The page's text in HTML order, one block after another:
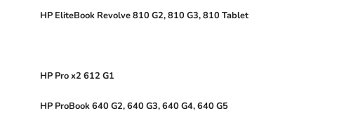
HP EliteBook Revolve810G2,810G3,810Tablet
HP Pro x2 612 G1
HP ProBook 640 G2, 640 G3, 640 G4, 640 G5